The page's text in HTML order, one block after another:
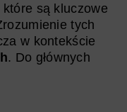
które są kluczowe
tych
w kontekście
. Do głównych